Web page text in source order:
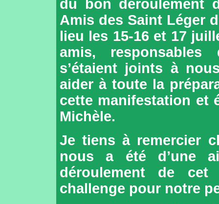
du bon déroulement
Amis des Saint Léger
lieu les 15-16 et 17
amis, responsables
s’étaient joints à
aider à toute la
cette manifestation et
Michèle.
Je tiens à remercier
nous a été d’une
déroulement de
challenge pour notre